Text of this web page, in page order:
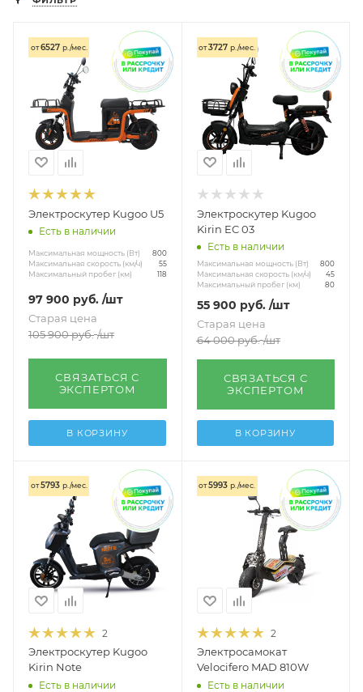
Взрослые
По мощности
Мощность 350W
Мощность 500W
Мощность 800W Показать еще
Другое
Трехколесные взрослые
от6527 р./мес.
Электроскутер Kugoo U5
Есть в наличии
Максимальная мощность (Вт) 800
Максимальная скорость (км/ч) 55
Максимальный пробег (км) 118
97 900 руб. /шт
Старая цена
105 900руб. /шт
СВЯЗАТЬСЯ С
ЭКСПЕРТОМ
В КОРЗИНУ
от3727 р./мес.
Электроскутер Kugoo
Kirin EC 03
Есть в наличии
Максимальная мощность (Вт) 800
Максимальная скорость (км/ч) 45
Максимальный пробег (км) 80
55 900 руб. /шт
Старая цена
64 000руб. /шт
СВЯЗАТЬСЯ С
ЭКСПЕРТОМ
В КОРЗИНУ
от5793 р./мес.
2
Электроскутер Kugoo
Kirin Note
Есть в наличии
от5993 р./мес.
2
Электросамокат
Velocifero MAD 810W
Есть в наличии